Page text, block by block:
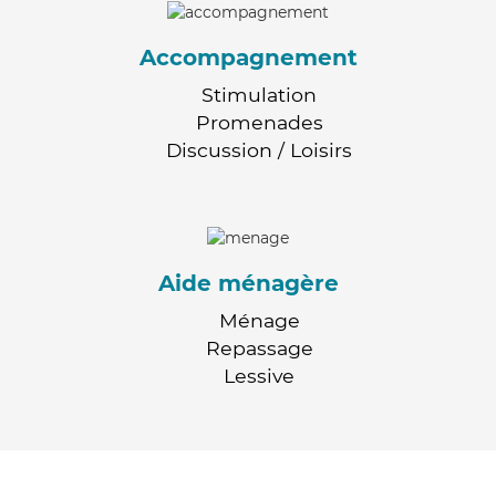
Accompagnement
Stimulation
Promenades
Discussion / Loisirs
Aide ménagère
Ménage
Repassage
Lessive